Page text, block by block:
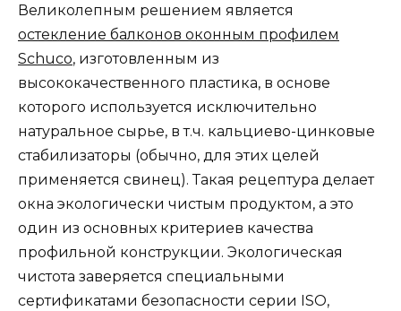
Великолепным решением является
остекление балконов оконным профилем
Schuco, изготовленным из
высококачественного пластика, в основе
которого используется исключительно
натуральное сырье, в т.ч. кальциево-цинковые
стабилизаторы (обычно, для этих целей
применяется свинец). Такая рецептура делает
окна экологически чистым продуктом, а это
один из основных критериев качества
профильной конструкции. Экологическая
чистота заверяется специальными
сертификатами безопасности серии ISO,